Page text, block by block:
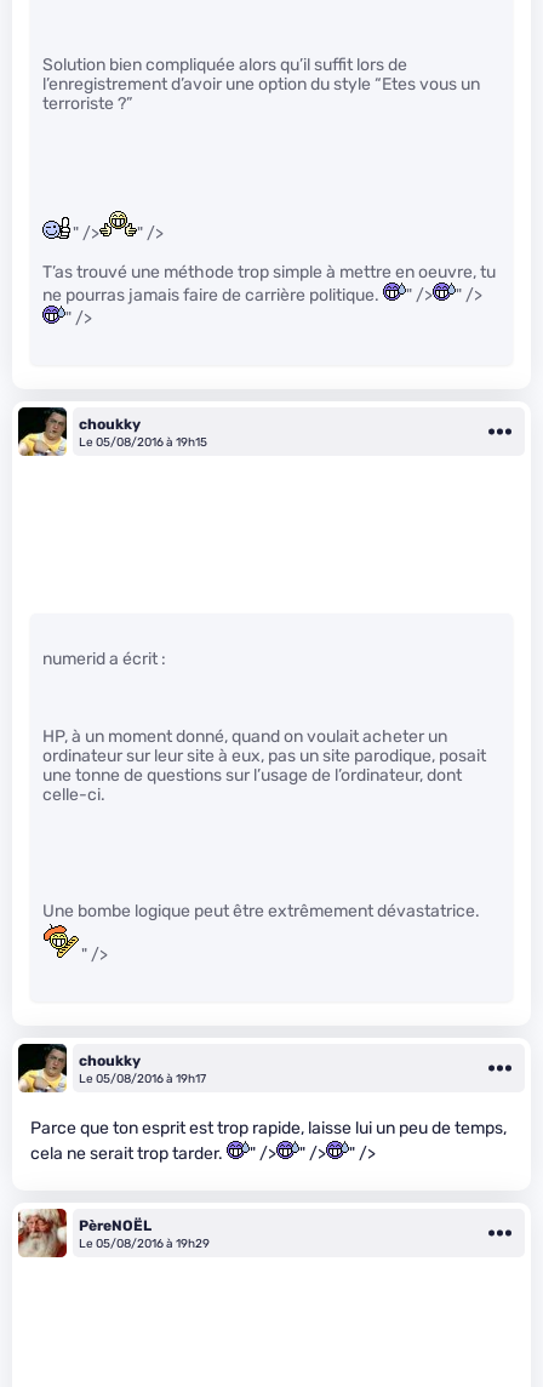
Solution bien compliquée alors qu’il suffit lors de
l’enregistrement d’avoir une option du style “Etes vous un
terroriste ?”
" />
" />
T’as trouvé une méthode trop simple à mettre en oeuvre, tu
ne pourras jamais faire de carrière politique.
" />
" />
" />
choukky
Le 05/08/2016 à 19h15
numerid a écrit :
HP, à un moment donné, quand on voulait acheter un
ordinateur sur leur site à eux, pas un site parodique, posait
une tonne de questions sur l’usage de l’ordinateur, dont
celle-ci.
Une bombe logique peut être extrêmement dévastatrice.
" />
choukky
Le 05/08/2016 à 19h17
Parce que ton esprit est trop rapide, laisse lui un peu de temps,
cela ne serait trop tarder.
" /> " /> " />
PèreNOËL
Le 05/08/2016 à 19h29